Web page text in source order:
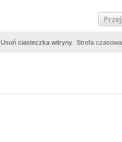
p
w
s
a
Strefa czasowa
Usuń ciasteczka witryny